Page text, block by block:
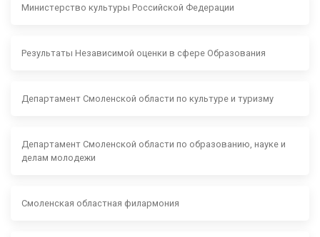
Министерство культуры Российской Федерации
Результаты Независимой оценки в сфере Образования
Департамент Смоленской области по культуре и туризму
Департамент Смоленской области по образованию, науке и
делам молодежи
Смоленская областная филармония